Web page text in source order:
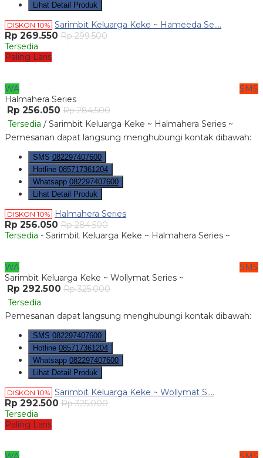
Lihat Detail Produk
DISKON 10% Sarimbit Keluarga Keke ~ Hameeda Se....
Rp 269.550 Rp 299.500
Tersedia
Paling Laris
WA
SMS
Halmahera Series
Rp 256.050 Rp 284.500
Tersedia / Sarimbit Keluarga Keke ~ Halmahera Series ~
Pemesanan dapat langsung menghubungi kontak dibawah:
SMS 082297407600
Hotline 085717361204
Whatsapp 082297407600
Lihat Detail Produk
DISKON 10% Halmahera Series
Rp 256.050 Rp 284.500
Tersedia - Sarimbit Keluarga Keke ~ Halmahera Series ~
WA
SMS
Sarimbit Keluarga Keke ~ Wollymat Series ~
Rp 292.500 Rp 325.000
Tersedia
Pemesanan dapat langsung menghubungi kontak dibawah:
SMS 082297407600
Hotline 085717361204
Whatsapp 082297407600
Lihat Detail Produk
DISKON 10% Sarimbit Keluarga Keke ~ Wollymat S....
Rp 292.500 Rp 325.000
Tersedia
Paling Laris